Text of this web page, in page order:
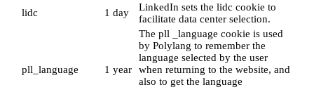
lidc
1 day
LinkedIn sets the lidc cookie to
facilitate data center selection.
pll_language 1 year
The pll _language cookie is used
by Polylang to remember the
language selected by the user
when returning to the website, and
also to get the language